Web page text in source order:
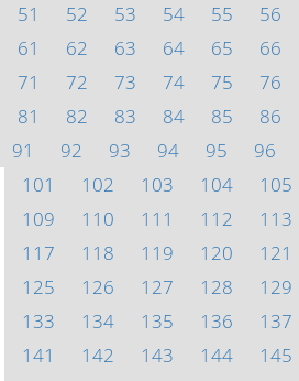
51
52 53 54 55 56
61
62 63 64 65 66
71
72 73 74 75 76
81
82 83 84 85 86
91
92 93 94 95 96
101
102 103 104 105
109
110 111 112 113
117
118 119 120 121
125
126 127 128 129
133
134 135 136 137
141
142 143 144 145